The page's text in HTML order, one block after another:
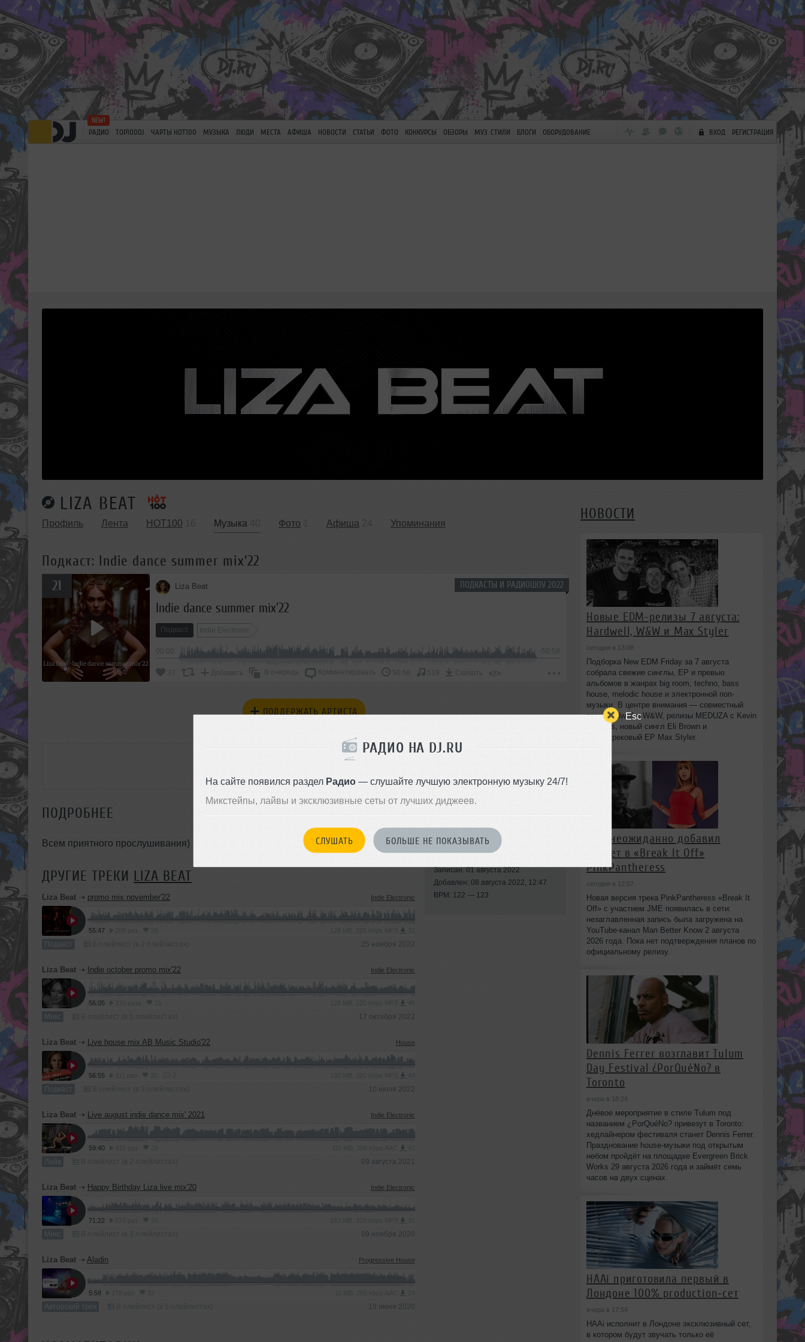
Esc
РАДИО НА DJ.RU
На сайте появился раздел Радио— слушайте лучшую электронную музыку 24/7!
Микстейпы, лайвы и эксклюзивные сеты от лучших диджеев.
СЛУШАТЬ БОЛЬШЕ НЕ ПОКАЗЫВАТЬ
РАДИО TOP100DJ ЧАРТЫ HOT100 МУЗЫКА ЛЮДИ МЕСТА АФИША НОВОСТИ СТАТЬИ ФОТО КОНКУРСЫ ОБЗОРЫ МУЗ. СТИЛИ БЛОГИ ОБОРУДОВАНИЕ ВХОД РЕГИСТРАЦИЯ
LIZA BEAT
Профиль Лента HOT100 Музыка Фото Афиша Упоминания
Подкаст: Indie dance summer mix'22
ПОДКАСТЫ И РАДИОШОУ 2022
21 Liza Beat
Indie dance summer mix'22
Подкаст Indie Electronic
-50:58
37 Добавить В очередь Комментировать 50:58 519 Скачать </>
ПОДДЕРЖАТЬ АРТИСТА
РАССКАЖИ ДРУЗЬЯМ
ПОДРОБНЕЕ
Всем приятного прослушивания)
ДРУГИЕ ТРЕКИ LIZA BEAT
Liza Beat ➝ promo mix november'22 Indie Electronic
55:47
Подкаст 25 ноября 2022
Liza Beat ➝ Indie october promo mix'22 Indie Electronic
56:05
Микс 17 октября 2022
Liza Beat ➝ Live house mix AB Music Studio'22 House
56:55
Подкаст 10 июля 2022
Liza Beat ➝ Live august indie dance mix' 2021 Indie Electronic
59:40
Лайв 09 августа 2021
Liza Beat ➝ Happy Birthday Liza live mix'20 Indie Electronic
71:22
Микс 09 ноября 2020
Liza Beat ➝ Aladin Progressive House
5:58
Авторский трек 19 июня 2020
Стиль: Indie Electronic
Записан: 01 августа 2022
Добавлен: 08 августа 2022, 12:47
BPM: 122 — 123
НОВОСТИ
Новые EDM-релизы 7 августа:
Hardwell, W&W и Max Styler
сегодня в 13:08
Подборка New EDM Friday за 7 августа
собрала свежие синглы, EP и превью
альбомов в жанрах big room, techno, bass
house, melodic house и электронной поп-
музыки. В центре внимания — совместный
трек Hardwell и W&W, релизы MEDUZA с Kevin
de Vries, новый сингл Eli Brown и
шеститрековый EP Max Styler.
JME неожиданно добавил
куплет в «Break It Off»
PinkPantheress
сегодня в 12:07
Новая версия трека PinkPantheress «Break It
Off» с участием JME появилась в сети:
незаглавленная запись была загружена на
YouTube-канал Man Better Know 2 августа
2026 года. Пока нет подтверждения планов по
официальному релизу.
Dennis Ferrer возглавит Tulum
Day Festival ¿PorQuéNo? в
Toronto
вчера в 18:24
Днёвое мероприятие в стиле Tulum под
названием ¿PorQuéNo? привезут в Toronto:
хедлайнером фестиваля станет Dennis Ferrer.
Празднование house-музыки под открытым
небом пройдёт на площадке Evergreen Brick
Works 29 августа 2026 года и займёт семь
часов на двух сценах.
HAAi приготовила первый в
Лондоне 100% production‑сет
вчера в 17:54
HAAi исполнит в Лондоне эксклюзивный сет,
в котором будут звучать только её